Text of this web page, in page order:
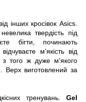
інших кросівок Asics.
твердість під
бігти, починають
м'якість від
з того ж дуже м'якого
виготовлений за
тренувань. Gel